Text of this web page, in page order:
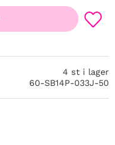
Lägg
4 st i lager
60-SB14P-033J-50